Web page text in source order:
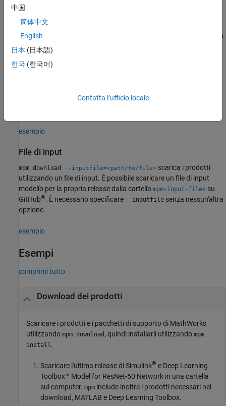
mpm download ... [options]
Per specificare le piattaforme del computer per cui si desidera
scaricare i prodotti, utilizzare l'opzione
esempio
File di input
mpm download --inputfile=<path/to/file> scarica i prodotti
utilizzando un file di input. È possibile scaricare un file di input
modello per la propria release dalla cartella mpm-input-files su
GitHub®. È necessario specificare --inputfile senza nessun'altra
opzione.
esempio
Esempi
comprimi tutto
Download dei prodotti
Scaricare i prodotti e i pacchetti di supporto di MathWorks
utilizzando mpm download , quindi installarli utilizzando mpm
install .
Scaricare l'ultima release di Simulink® e Deep Learning
Toolbox™ Model for ResNet-50 Network in una cartella
sul computer. mpm include inoltre i prodotti necessari nel
download, MATLAB e Deep Learning Toolbox.
中国
简体中文
English
日本 (日本語)
한국 (한국어)
Contatta l’ufficio locale